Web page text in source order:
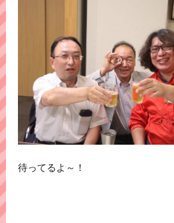
待ってるよ～！